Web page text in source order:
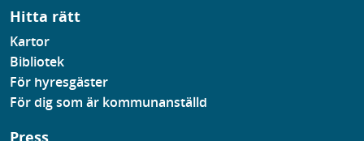
Hitta rätt
Kartor
Bibliotek
För hyresgäster
För dig som är kommunanställd
Press